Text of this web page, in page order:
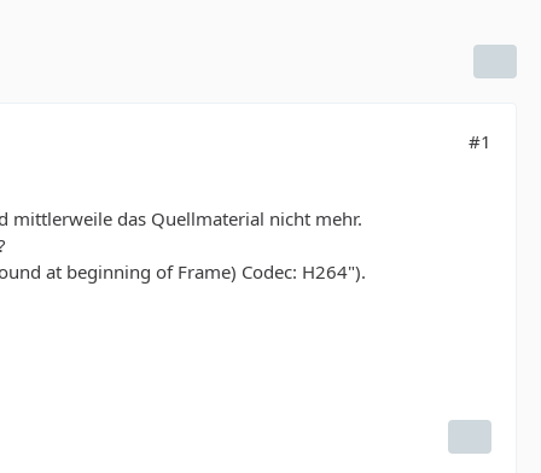
#1
mittlerweile das Quellmaterial nicht mehr.
at beginning of Frame) Codec: H264").